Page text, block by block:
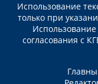
Использование
только при
согласования с